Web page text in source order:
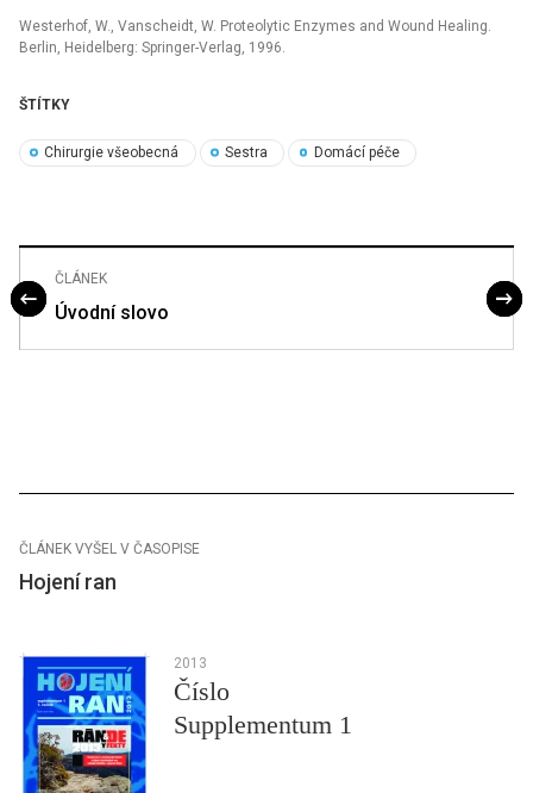
Westerhof, W., Vanscheidt, W. Proteolytic Enzymes and Wound Healing.
Berlin, Heidelberg: Springer-Verlag, 1996.
ŠTÍTKY
Chirurgie všeobecná Sestra Domácí péče
ČLÁNEK
Úvodní slovo
ČLÁNEK VYŠEL V ČASOPISE
Hojení ran
2013
Číslo
Supplementum 1